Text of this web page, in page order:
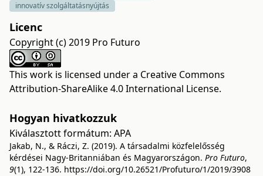
innovatív szolgáltatásnyújtás
Licenc
Copyright (c) 2019 Pro Futuro
This work is licensed under a Creative Commons
Attribution-ShareAlike 4.0 International License.
Hogyan hivatkozzuk
Kiválasztott formátum: APA
Jakab, N., & Ráczi, Z. (2019). A társadalmi közfelelősség
kérdései Nagy-Britanniában és Magyarországon. Pro Futuro,
9(1), 122-136. https://doi.org/10.26521/Profuturo/1/2019/3908